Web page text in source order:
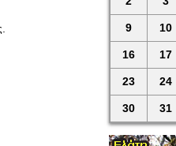
9 10
16 17
23 24
30 31